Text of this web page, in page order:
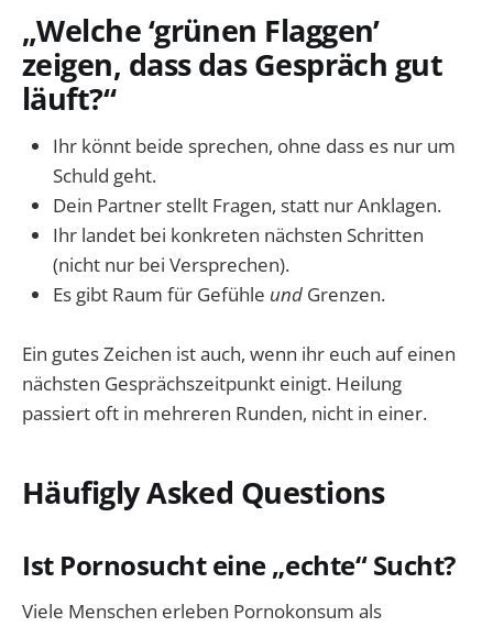
„Welche ‘grünen Flaggen’
zeigen, dass das Gespräch gut
läuft?“
Ihr könnt beide sprechen, ohne dass es nur um
Schuld geht.
Dein Partner stellt Fragen, statt nur Anklagen.
Ihr landet bei konkreten nächsten Schritten
(nicht nur bei Versprechen).
Es gibt Raum für Gefühle und Grenzen.
Ein gutes Zeichen ist auch, wenn ihr euch auf einen
nächsten Gesprächszeitpunkt einigt. Heilung
passiert oft in mehreren Runden, nicht in einer.
Häufigly Asked Questions
Ist Pornosucht eine „echte“ Sucht?
Viele Menschen erleben Pornokonsum als